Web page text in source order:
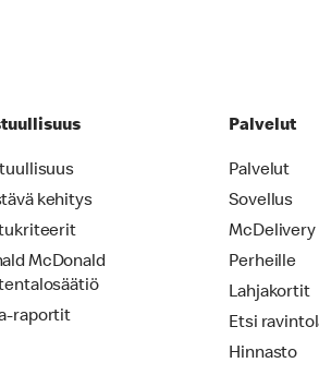
kehitys
McDonald
raportit
Palvelut
Palvelut
Sovellus
McDelivery
Perheille
Lahjakortit
Etsi
Hinnasto